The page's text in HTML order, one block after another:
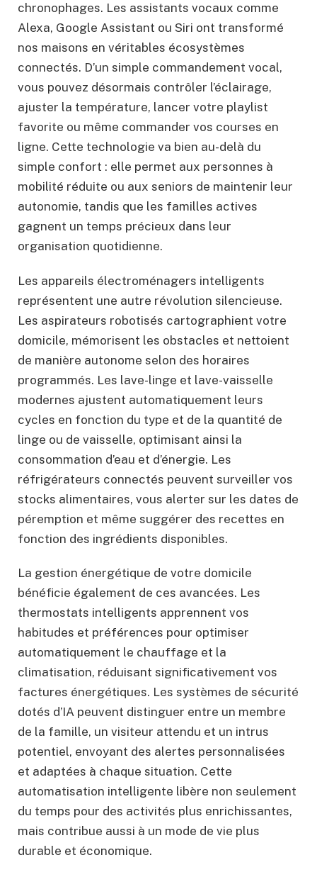
chronophages. Les assistants vocaux comme
Alexa, Google Assistant ou Siri ont transformé
nos maisons en véritables écosystèmes
connectés. D’un simple commandement vocal,
vous pouvez désormais contrôler l’éclairage,
ajuster la température, lancer votre playlist
favorite ou même commander vos courses en
ligne. Cette technologie va bien au-delà du
simple confort : elle permet aux personnes à
mobilité réduite ou aux seniors de maintenir leur
autonomie, tandis que les familles actives
gagnent un temps précieux dans leur
organisation quotidienne.
Les appareils électroménagers intelligents
représentent une autre révolution silencieuse.
Les aspirateurs robotisés cartographient votre
domicile, mémorisent les obstacles et nettoient
de manière autonome selon des horaires
programmés. Les lave-linge et lave-vaisselle
modernes ajustent automatiquement leurs
cycles en fonction du type et de la quantité de
linge ou de vaisselle, optimisant ainsi la
consommation d’eau et d’énergie. Les
réfrigérateurs connectés peuvent surveiller vos
stocks alimentaires, vous alerter sur les dates de
péremption et même suggérer des recettes en
fonction des ingrédients disponibles.
La gestion énergétique de votre domicile
bénéficie également de ces avancées. Les
thermostats intelligents apprennent vos
habitudes et préférences pour optimiser
automatiquement le chauffage et la
climatisation, réduisant significativement vos
factures énergétiques. Les systèmes de sécurité
dotés d’IA peuvent distinguer entre un membre
de la famille, un visiteur attendu et un intrus
potentiel, envoyant des alertes personnalisées
et adaptées à chaque situation. Cette
automatisation intelligente libère non seulement
du temps pour des activités plus enrichissantes,
mais contribue aussi à un mode de vie plus
durable et économique.